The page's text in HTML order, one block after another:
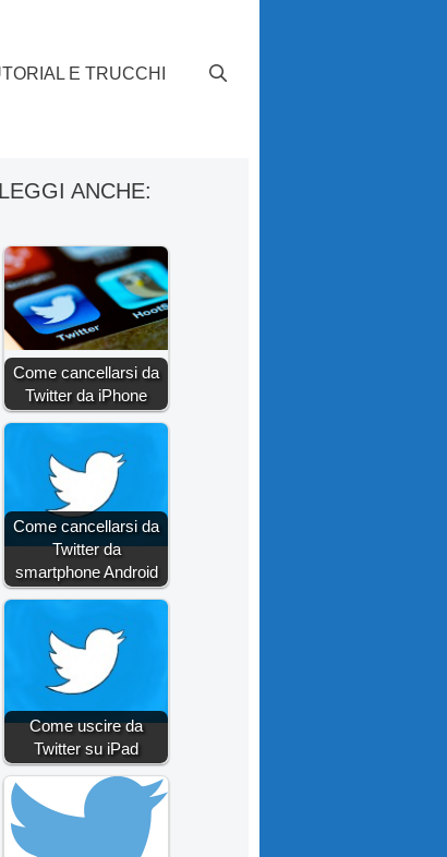
E TRUCCHI
LEGGI ANCHE:
Come cancellarsi da
Twitter da iPhone
Come cancellarsi da
Twitter da
smartphone Android
Come uscire da
Twitter su iPad